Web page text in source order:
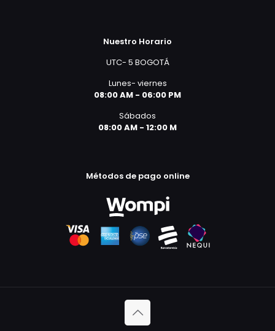
Nuestro Horario
UTC- 5 BOGOTÁ
Lunes- viernes
08:00 AM - 06:00 PM
Sábados
08:00 AM - 12:00 M
Métodos de pago online